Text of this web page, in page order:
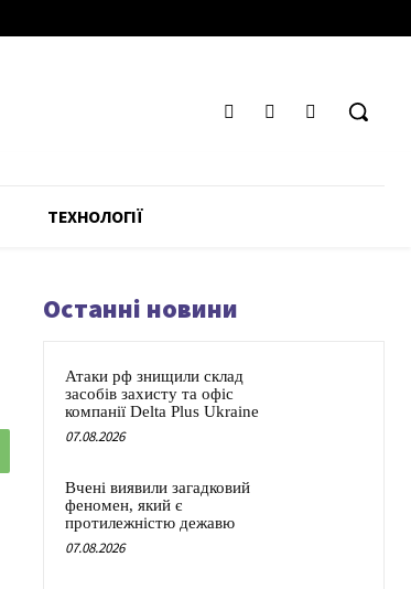
ТЕХНОЛОГІЇ
Останні новини
Атаки рф знищили склад
засобів захисту та офіс
компанії Delta Plus Ukraine
07.08.2026
Вчені виявили загадковий
феномен, який є
протилежністю дежавю
07.08.2026